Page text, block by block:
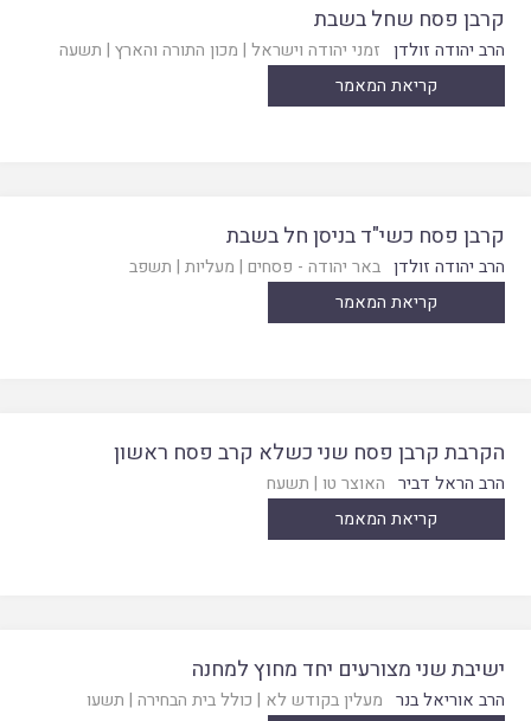
קרבן פסח שחל בשבת
הרב יהודה זולדן זמני יהודה וישראל | מכון התורה והארץ | תשעה
קריאת המאמר
קרבן פסח כשי"ד בניסן חל בשבת
הרב יהודה זולדן באר יהודה - פסחים | מעליות | תשפב
קריאת המאמר
הקרבת קרבן פסח שני כשלא קרב פסח ראשון
הרב הראל דביר האוצר טו | תשעח
קריאת המאמר
ישיבת שני מצורעים יחד מחוץ למחנה
הרב אוריאל בנר מעלין בקודש לא | כולל בית הבחירה | תשעו